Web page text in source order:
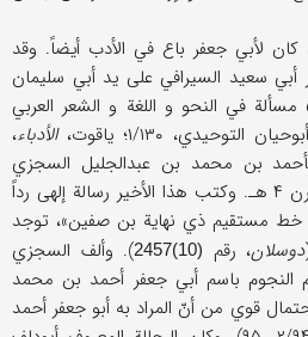
کان لأبي جعفر باع في الأدب أیضاً. وقد
أبي سعید السیرافي علی ید أبي سلیمان
المنطقي کتاباً سألفیه عن ۵۴۰ مسألة في النحو و اللغة و الشعر العربي
۱/۱۳۰؛ یاقوت،
الأدباء،
بأحمد بن محمد بن عبدالجلیل السجزي
الریاضي و الفلکي الکبیر في القرن ۴ هـ. وکتب هذا الأخیر رسالة إلهی رداً
خط مستقیم ذي نهایة بن صفین»، توجد
دوسلان، رقم (10)2457
). وألف السجزي
النجوم باسم أبي جعفر أحمد بن محمد
قوي من أنّ المراد به أبو جعفر أحمد